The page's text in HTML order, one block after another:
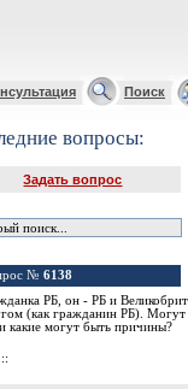
Поиск
вопросы:
Задать вопрос
№ 6138
РБ, он - РБ и
(как гражданин РБ). Могут
какие могут быть причины?
::